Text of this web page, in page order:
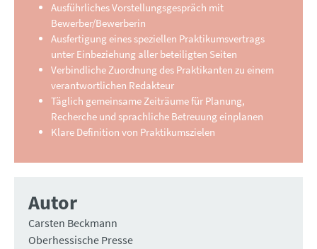
Ausführliches Vorstellungsgespräch mit
Bewerber/Bewerberin
Ausfertigung eines speziellen Praktikumsvertrags
unter Einbeziehung aller beteiligten Seiten
Verbindliche Zuordnung des Praktikanten zu einem
verantwortlichen Redakteur
Täglich gemeinsame Zeiträume für Planung,
Recherche und sprachliche Betreuung einplanen
Klare Definition von Praktikumszielen
Autor
Carsten Beckmann
Oberhessische Presse